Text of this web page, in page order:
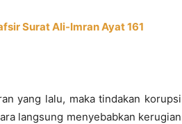
Surat Ali-Imran Ayat 161
yang lalu, maka tindakan korupsi
langsung menyebabkan kerugian